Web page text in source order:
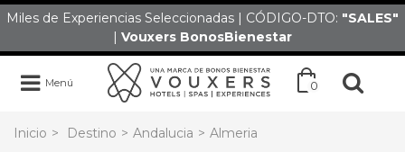
Miles de Experiencias Seleccionadas | CÓDIGO-DTO: "SALES"
| Vouxers BonosBienestar
Menú 0
Inicio > Destino > Andalucia > Almeria